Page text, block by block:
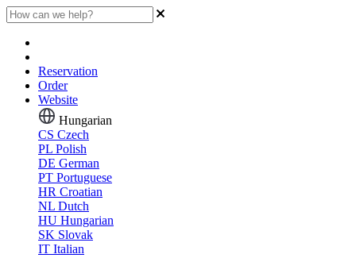
Reservation
Order
Website
Hungarian
CS Czech
PL Polish
DE German
PT Portuguese
HR Croatian
NL Dutch
HU Hungarian
SK Slovak
IT Italian